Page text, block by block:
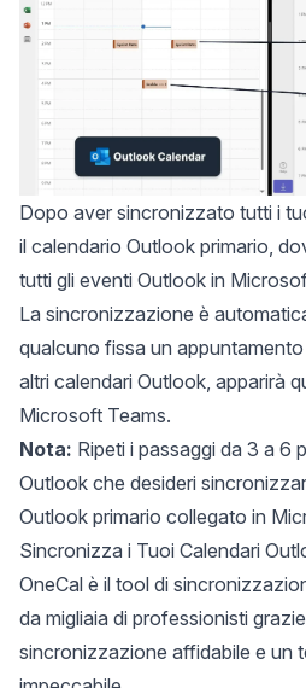
Dopo aver sincronizzato tutti i
il calendario Outlook primario,
tutti gli eventi Outlook in
La sincronizzazione è
qualcuno fissa un
altri calendari Outlook, apparirà
Microsoft Teams.
Nota: Ripeti i passaggi da 3 a 6
Outlook che desideri
Outlook primario collegato in
Sincronizza i Tuoi Calendari
OneCal è il tool di
da migliaia di professionisti
sincronizzazione affidabile e un